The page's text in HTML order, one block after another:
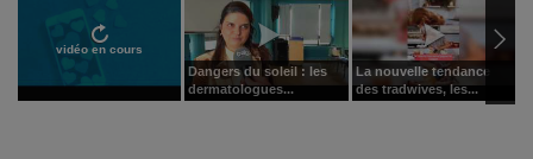
vidéo en cours
Dangers du soleil : les
dermatologues...
La nouvelle tendance
des tradwives, les...